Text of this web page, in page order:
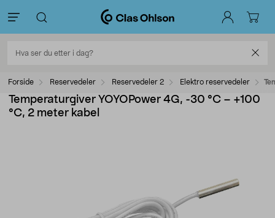
Forside Reservedeler Reservedeler 2 Elektro reservedeler
Temperaturgiver YOYOPower 4G, -30 °C – +100
°C, 2 meter kabel